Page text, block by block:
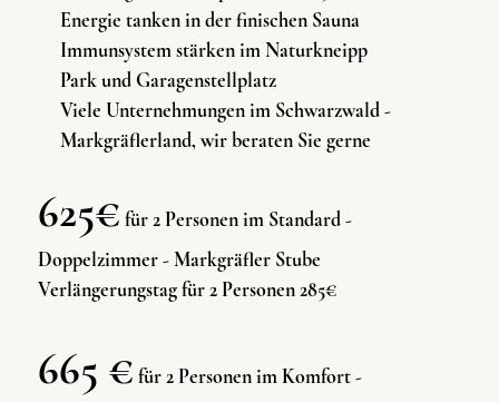
Energie tanken in der finischen Sauna
Immunsystem stärken im Naturkneipp
Park und Garagenstellplatz
Viele Unternehmungen im Schwarzwald -
Markgräflerland, wir beraten Sie gerne
625€ für 2 Personen im Standard -
Doppelzimmer - Markgräfler Stube
Verlängerungstag für 2 Personen 285€
665 € für 2 Personen im Komfort -